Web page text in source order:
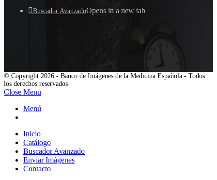
Buscador AvanzadoOpens in a new tab
© Copyright 2026 - Banco de Imágenes de la Medicina Española - Todos
los derechos reservados
Close Menu
Menú
Inicio
Catálogo
Buscador Avanzado
Enviar Imágenes
Contacto